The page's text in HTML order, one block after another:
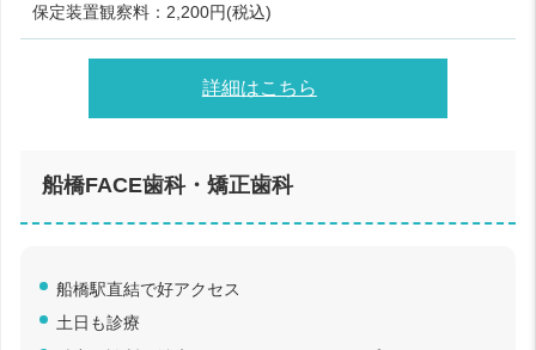
保定装置観察料：2,200円(税込)
詳細はこちら
船橋FACE歯科・矯正歯科
船橋駅直結で好アクセス
土日も診療